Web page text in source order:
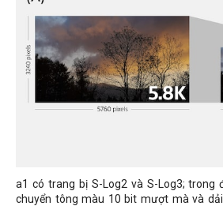
a1 có trang bị S-Log2 và S-Log3; trong
chuyển tông màu 10 bit mượt mà và